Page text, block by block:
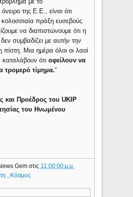
της Ε.Ε., είναι ότι
κολοσσιαία πράξη ευσεβούς
να διαπιστώνουμε ότι η
συμβαδίζει με αυτήν την
Μια ημέρα όλοι οι λαοί
ότιοφείλουν να
τρομερό τίμημα.“
και Προέδρος του UKIP
του Ηνωμένου
Gemστις 11:00:00 μ.μ.
, Κόσμος